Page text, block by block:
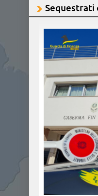
Sequestrati